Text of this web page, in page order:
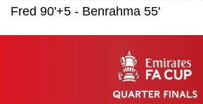
Fred 90'+5 - Benrahma 55'